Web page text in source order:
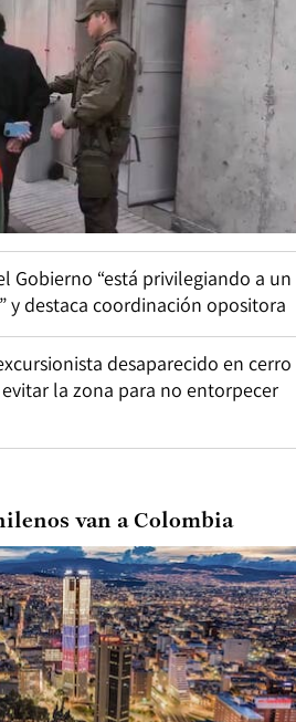
Gobierno “está privilegiando a un
y destaca coordinación opositora
desaparecido en cerro
la zona para no entorpecer
van a Colombia